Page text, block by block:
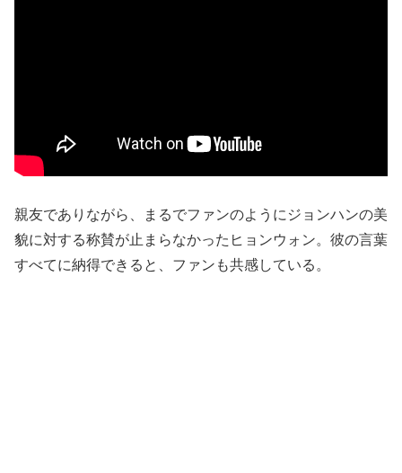
親友でありながら、まるでファンのようにジョンハンの美
貌に対する称賛が止まらなかったヒョンウォン。彼の言葉
すべてに納得できると、ファンも共感している。